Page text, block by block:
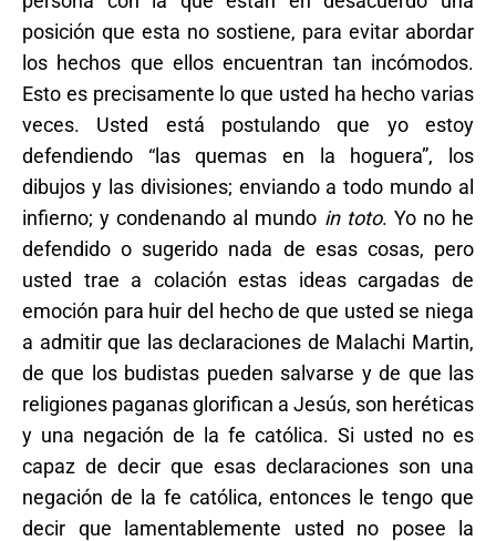
posición que esta no sostiene, para evitar abordar
los hechos que ellos encuentran tan incómodos.
Esto es precisamente lo que usted ha hecho varias
veces. Usted está postulando que yo estoy
defendiendo “las quemas en la hoguera”, los
dibujos y las divisiones; enviando a todo mundo al
infierno; y condenando al mundo in toto. Yo no he
defendido o sugerido nada de esas cosas, pero
usted trae a colación estas ideas cargadas de
emoción para huir del hecho de que usted se niega
a admitir que las declaraciones de Malachi Martin,
de que los budistas pueden salvarse y de que las
religiones paganas glorifican a Jesús, son heréticas
y una negación de la fe católica. Si usted no es
capaz de decir que esas declaraciones son una
negación de la fe católica, entonces le tengo que
decir que lamentablemente usted no posee la